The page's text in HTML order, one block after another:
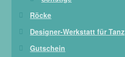
Röcke
Designer-Werkstatt für
Gutschein